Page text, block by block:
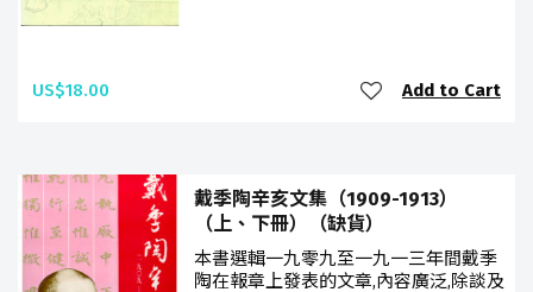
US$18.00 Add to Cart
戴季陶辛亥文集（1909-1913）
（上、下冊）（缺貨）
本書選輯一九零九至一九一三年間戴季
陶在報章上發表的文章,內容廣泛,除談及